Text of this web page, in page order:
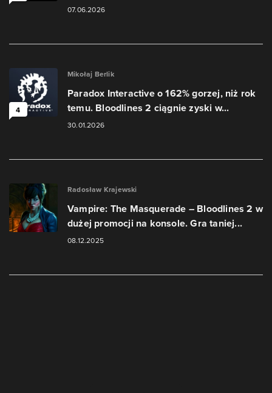
07.06.2026
4
Mikołaj Berlik
Paradox Interactive o 162% gorzej, niż rok
temu. Bloodlines 2 ciągnie zyski w...
30.01.2026
Radosław Krajewski
Vampire: The Masquerade – Bloodlines 2 w
dużej promocji na konsole. Gra taniej...
08.12.2025